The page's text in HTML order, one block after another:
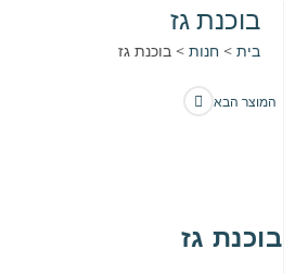
בוכנת גז
בית> חנות> בוכנת גז
המוצר הבא
בוכנת גז